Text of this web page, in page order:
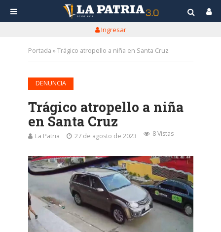
Ingresar
Portada »Trágico atropello a niña en Santa Cruz
DENUNCIA
Trágico atropello a niña
en Santa Cruz
La Patria 27 de agosto de 2023 8 Vistas